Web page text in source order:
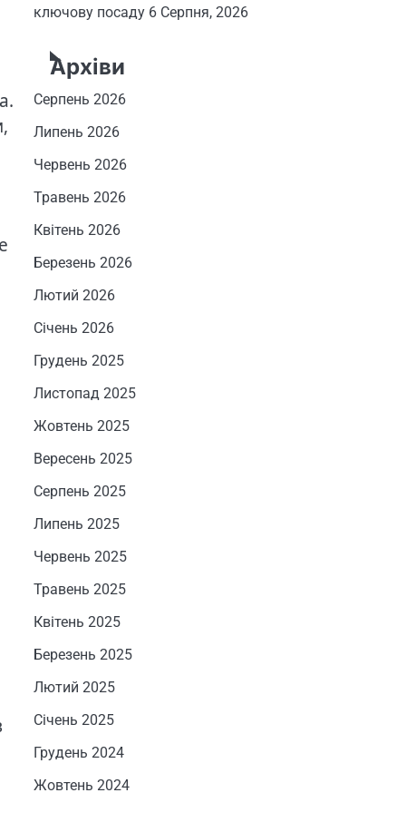
ключову посаду 6 Серпня, 2026
Архіви
Серпень 2026
Липень 2026
Червень 2026
Травень 2026
Квітень 2026
Березень 2026
Лютий 2026
Січень 2026
Грудень 2025
Листопад 2025
Жовтень 2025
Вересень 2025
Серпень 2025
Липень 2025
Червень 2025
Травень 2025
Квітень 2025
Березень 2025
Лютий 2025
Січень 2025
Грудень 2024
Жовтень 2024